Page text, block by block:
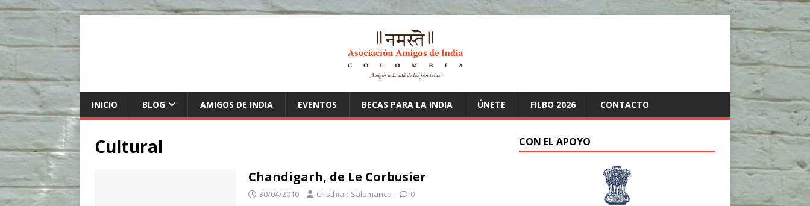
INICIO BLOG AMIGOS DE INDIA EVENTOS BECAS PARA LA INDIA ÚNETE FILBO 2026 CONTACTO
Cultural
Chandigarh, de Le Corbusier
30/04/2010 Cristhian Salamanca 0
CON EL APOYO